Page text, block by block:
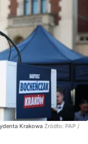
Krakowa Źródło: PAP /